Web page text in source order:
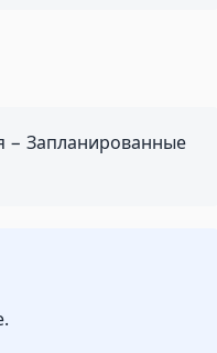
− Запланированные